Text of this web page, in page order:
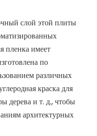
слой этой плиты
пленка имеет
​​по
различных
краска для
дерева и т. д., чтобы
архитектурных